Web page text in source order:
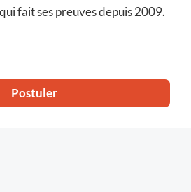
fait ses preuves depuis 2009.
Postuler